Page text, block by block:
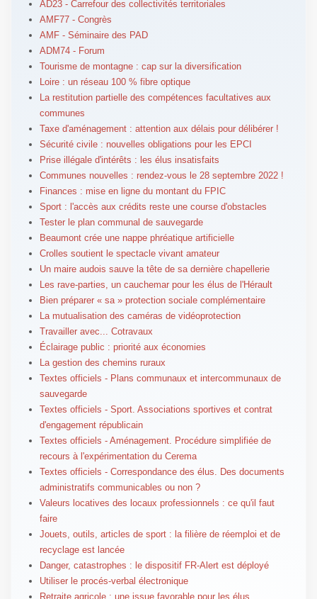
AD23 - Carrefour des collectivités territoriales
AMF77 - Congrès
AMF - Séminaire des PAD
ADM74 - Forum
Tourisme de montagne : cap sur la diversification
Loire : un réseau 100 % fibre optique
La restitution partielle des compétences facultatives aux
communes
Taxe d'aménagement : attention aux délais pour délibérer !
Sécurité civile : nouvelles obligations pour les EPCI
Prise illégale d'intérêts : les élus insatisfaits
Communes nouvelles : rendez-vous le 28 septembre 2022 !
Finances : mise en ligne du montant du FPIC
Sport : l'accès aux crédits reste une course d'obstacles
Tester le plan communal de sauvegarde
Beaumont crée une nappe phréatique artificielle
Crolles soutient le spectacle vivant amateur
Un maire audois sauve la tête de sa dernière chapellerie
Les rave-parties, un cauchemar pour les élus de l'Hérault
Bien préparer « sa » protection sociale complémentaire
La mutualisation des caméras de vidéoprotection
Travailler avec... Cotravaux
Éclairage public : priorité aux économies
La gestion des chemins ruraux
Textes officiels - Plans communaux et intercommunaux de
sauvegarde
Textes officiels - Sport. Associations sportives et contrat
d'engagement républicain
Textes officiels - Aménagement. Procédure simplifiée de
recours à l'expérimentation du Cerema
Textes officiels - Correspondance des élus. Des documents
administratifs communicables ou non ?
Valeurs locatives des locaux professionnels : ce qu'il faut
faire
Jouets, outils, articles de sport : la filière de réemploi et de
recyclage est lancée
Danger, catastrophes : le dispositif FR-Alert est déployé
Utiliser le procés-verbal électronique
Retraite agricole : une issue favorable pour les élus